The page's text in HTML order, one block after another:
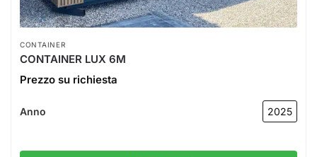
CONTAINER
CONTAINER LUX 6M
Prezzo su richiesta
Anno 2025